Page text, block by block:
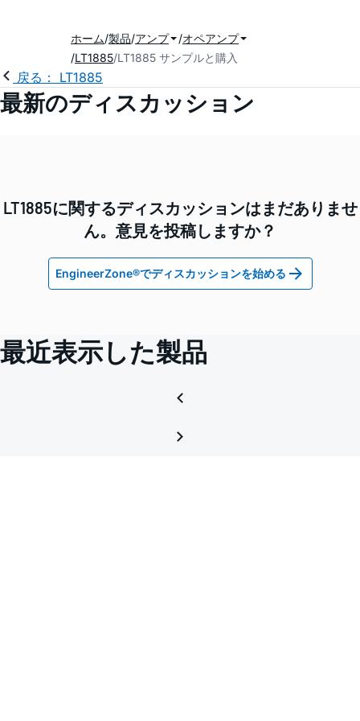
ホーム 製品 アンプ
オペアンプ
LT1885 LT1885 サンプルと購入
戻る： LT1885
最新のディスカッション
LT1885に関するディスカッションはまだありませ
ん。意見を投稿しますか？
EngineerZone®でディスカッションを始める
最近表示した製品